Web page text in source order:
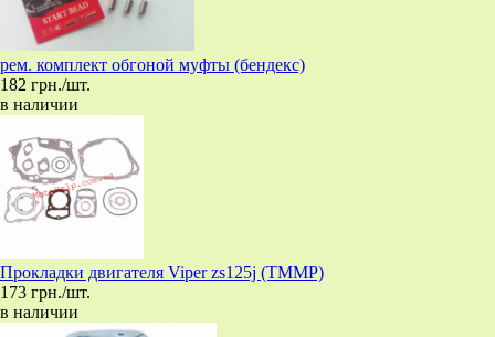
рем. комплект обгоной муфты (бендекс)
182 грн./шт.
в наличии
Прокладки двигателя Viper zs125j (TMMP)
173 грн./шт.
в наличии